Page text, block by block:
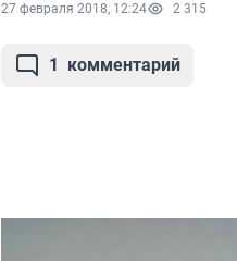
27 февраля 2018, 12:24 2 315
1 комментарий